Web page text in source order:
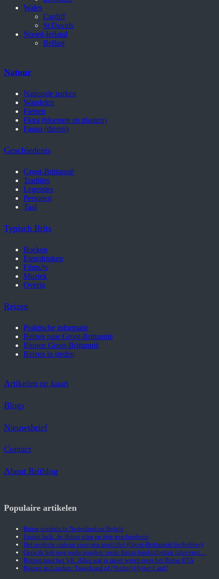
Wales
Cardiff
St Davids
Noord-Ierland
Belfast
Natuur
Nationale parken
Wandelen
Fietsen
Flora (bloemen en planten)
Fauna (dieren)
Geschiedenis
Groot-Brittannië
Tradities
Legendes
Personen
Taal
Typisch Brits
Boeken
Eten/drinken
Films/tv
Muziek
Overig
Reizen
Praktische informatie
Reizen naar Groot-Brittannië
Binnen Groot-Brittannië
Reizen in steden
Artikelen op kaart
Blogs
Nieuwsbrief
Contact
About Britblog
Populaire artikelen
Britse winkels in Nederland en België
Union Jack: de Britse vlag en zijn geschiedenis
Het perfecte cadeau voor een anglofiel (Groot-Brittannië liefhebber)
Oeps ik heb nog oude ponden: oude Britse bankbiljetten inleveren…
Reizen naar het VK: Alles wat je moet weten over het Britse ETA
Reizen in Londen: Travelcard of (Visitor) Oyster Card?